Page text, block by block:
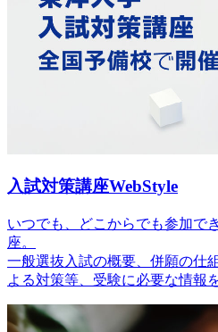
入試対策講座WebStyle
いつでも、どこからでも参加で
座。
一般選抜入試の概要、併願の仕
よる対策等、受験に必要な情報